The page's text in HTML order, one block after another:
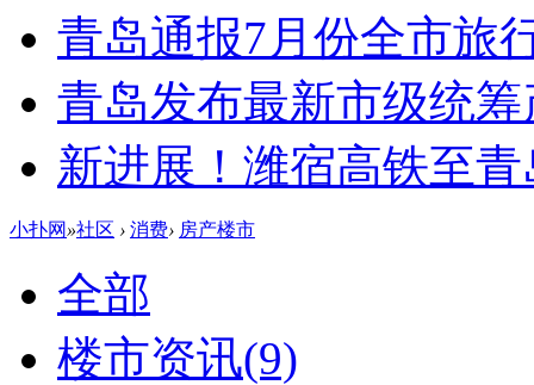
青岛通报7月份全市旅
青岛发布最新市级统
新进展！潍宿高铁至
小扑网 »社区 › 消费› 房产楼市
全部
楼市资讯(9)